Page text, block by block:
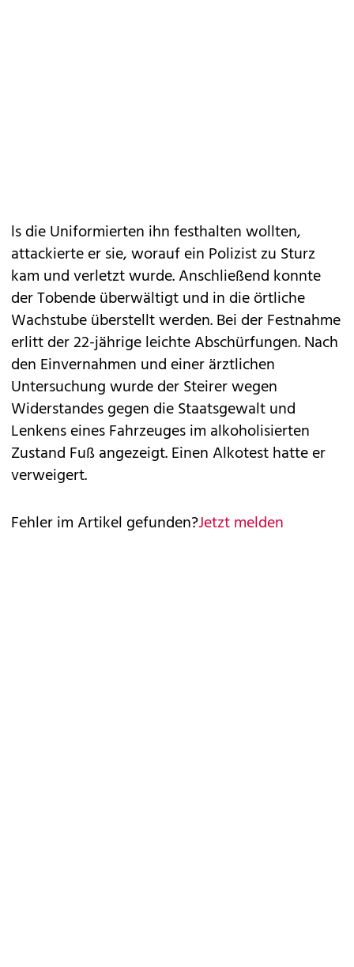
ls die Uniformierten ihn festhalten wollten,
attackierte er sie, worauf ein Polizist zu Sturz
kam und verletzt wurde. Anschließend konnte
der Tobende überwältigt und in die örtliche
Wachstube überstellt werden. Bei der Festnahme
erlitt der 22-jährige leichte Abschürfungen. Nach
den Einvernahmen und einer ärztlichen
Untersuchung wurde der Steirer wegen
Widerstandes gegen die Staatsgewalt und
Lenkens eines Fahrzeuges im alkoholisierten
Zustand Fuß angezeigt. Einen Alkotest hatte er
verweigert.
Fehler im Artikel gefunden?Jetzt melden